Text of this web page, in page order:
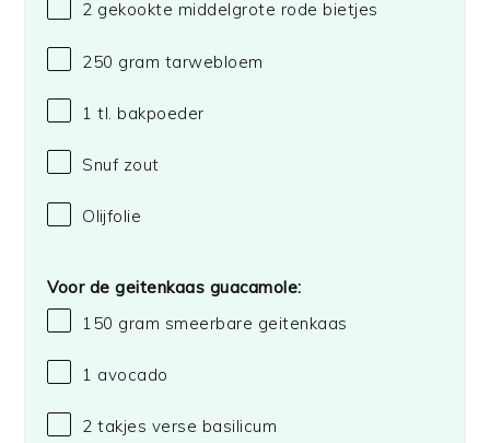
2 gekookte middelgrote rode bietjes
250 gram tarwebloem
1 tl. bakpoeder
Snuf zout
Olijfolie
Voor de geitenkaas guacamole:
150 gram smeerbare geitenkaas
1 avocado
2 takjes verse basilicum